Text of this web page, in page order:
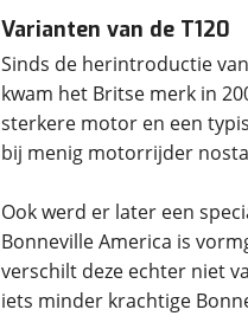
Varianten van de T120
Sinds de herintroductie
kwam het Britse merk in
sterkere motor en een
bij menig motorrijder
Ook werd er later een
Bonneville America is
verschilt deze echter niet
iets minder krachtige